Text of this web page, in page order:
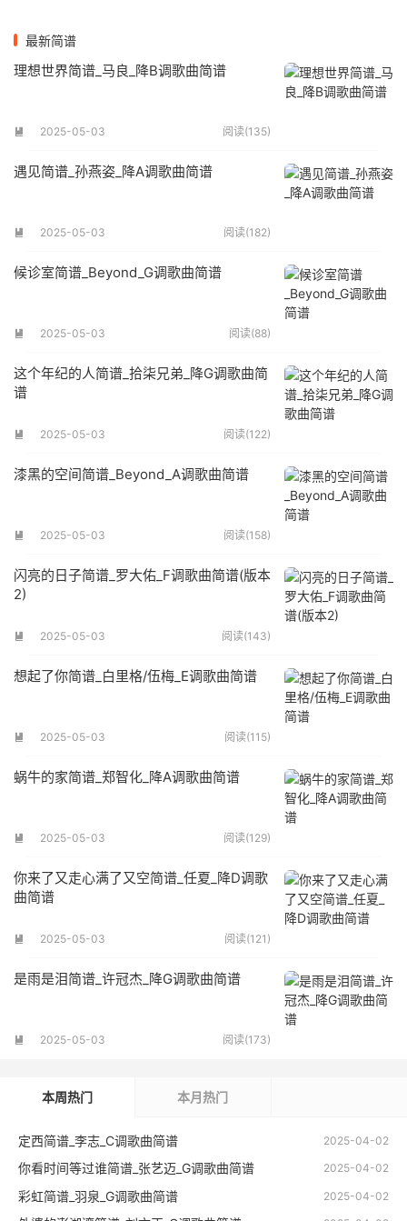
最新简谱
理想世界简谱_马良_降B调歌曲简谱
 2025-05-03 阅读(135)
遇见简谱_孙燕姿_降A调歌曲简谱
 2025-05-03 阅读(182)
候诊室简谱_Beyond_G调歌曲简谱
 2025-05-03 阅读(88)
这个年纪的人简谱_拾柒兄弟_降G调歌曲简
谱
 2025-05-03 阅读(122)
漆黑的空间简谱_Beyond_A调歌曲简谱
 2025-05-03 阅读(158)
闪亮的日子简谱_罗大佑_F调歌曲简谱(版本
2)
 2025-05-03 阅读(143)
想起了你简谱_白里格/伍梅_E调歌曲简谱
 2025-05-03 阅读(115)
蜗牛的家简谱_郑智化_降A调歌曲简谱
 2025-05-03 阅读(129)
你来了又走心满了又空简谱_任夏_降D调歌
曲简谱
 2025-05-03 阅读(121)
是雨是泪简谱_许冠杰_降G调歌曲简谱
 2025-05-03 阅读(173)
本周热门 本月热门
2025-04-02
定西简谱_李志_C调歌曲简谱
2025-04-02
你看时间等过谁简谱_张艺迈_G调歌曲简谱
2025-04-02
彩虹简谱_羽泉_G调歌曲简谱